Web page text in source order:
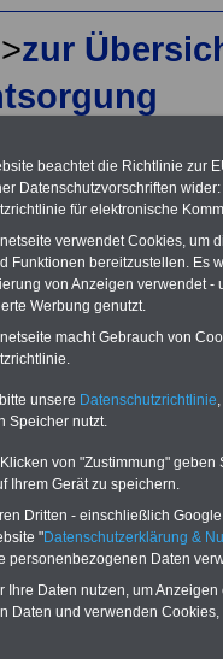
zur
E: §
III
beachtet die Richtlinie zur
Datenschutzvorschriften
für elektronische
verwendet Cookies, um
Funktionen bereitzustellen. Es
von Anzeigen verwendet
Werbung genutzt.
macht Gebrauch von
unsere Datenschutzrichtlinie
Speicher nutzt.
von "Zustimmung"
Ihrem Gerät zu speichern.
Dritten - einschließlich
"Datenschutzerklärung &
personenbezogenen Daten
Ihre Daten nutzen, um
Daten und verwenden